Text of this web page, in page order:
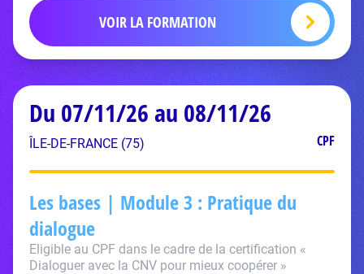
VOIR LA FORMATION
Du 07/11/26 au 08/11/26
ÎLE-DE-FRANCE (75) CPF
Les bases | Module 3 : Pratique du
dialogue
Eligible au CPF dans le cadre de la certification «
Dialoguer avec la CNV pour mieux coopérer »